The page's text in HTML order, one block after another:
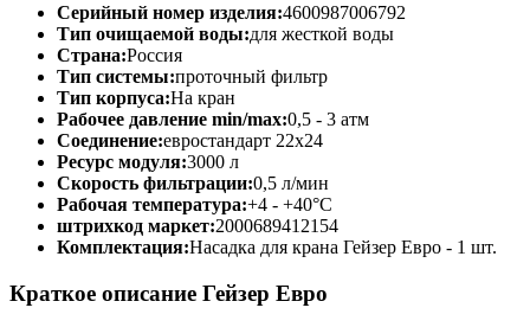
Серийный номер изделия:4600987006792
Тип очищаемой воды:для жесткой воды
Страна:Россия
Тип системы:проточный фильтр
Тип корпуса:На кран
Рабочее давление min/max:0,5 - 3 атм
Соединение:евростандарт 22х24
Ресурс модуля:3000 л
Скорость фильтрации:0,5 л/мин
Рабочая температура:+4 - +40°C
штрихкод маркет:2000689412154
Комплектация:Насадка для крана Гейзер Евро - 1 шт.
Краткое описание Гейзер Евро